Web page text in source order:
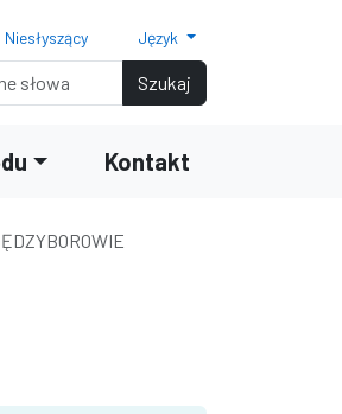
200%
Niesłyszący Język
Szukaj
Kontakt